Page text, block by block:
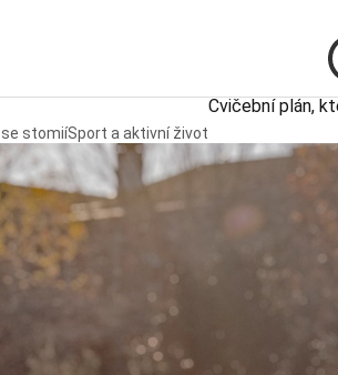
stomiíSport a aktivní život
Cvičební plán,